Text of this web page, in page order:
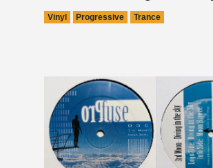
Vinyl Progressive Trance